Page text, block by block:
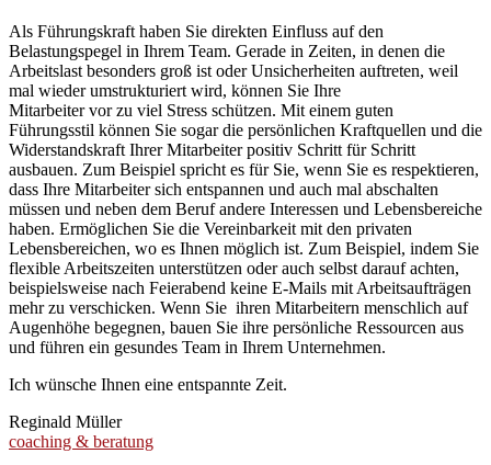
Als Führungskraft haben Sie direkten Einfluss auf den
Belastungspegel in Ihrem Team. Gerade in Zeiten, in denen die
Arbeitslast besonders groß ist oder Unsicherheiten auftreten, weil
mal wieder umstrukturiert wird, können Sie Ihre
Mitarbeiter vor zu viel Stress schützen. Mit einem guten
Führungsstil können Sie sogar die persönlichen Kraftquellen und die
Widerstandskraft Ihrer Mitarbeiter positiv Schritt für Schritt
ausbauen. Zum Beispiel spricht es für Sie, wenn Sie es respektieren,
dass Ihre Mitarbeiter sich entspannen und auch mal abschalten
müssen und neben dem Beruf andere Interessen und Lebensbereiche
haben. Ermöglichen Sie die Vereinbarkeit mit den privaten
Lebensbereichen, wo es Ihnen möglich ist. Zum Beispiel, indem Sie
flexible Arbeitszeiten unterstützen oder auch selbst darauf achten,
beispielsweise nach Feierabend keine E-Mails mit Arbeitsaufträgen
mehr zu verschicken. Wenn Sie ihren Mitarbeitern menschlich auf
Augenhöhe begegnen, bauen Sie ihre persönliche Ressourcen aus
und führen ein gesundes Team in Ihrem Unternehmen.
Ich wünsche Ihnen eine entspannte Zeit.
Reginald Müller
coaching & beratung